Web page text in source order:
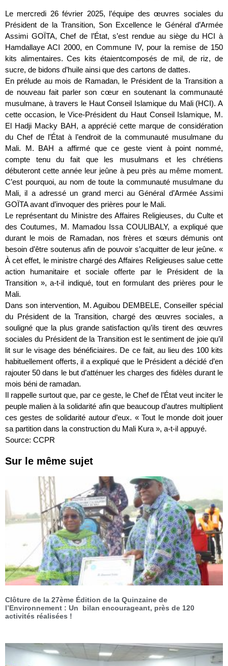
Le mercredi 26 février 2025, l’équipe des œuvres sociales du
Président de la Transition, Son Excellence le Général d’Armée
Assimi GOÏTA, Chef de l’État, s’est rendue au siège du HCI à
Hamdallaye ACI 2000, en Commune IV, pour la remise de 150
kits alimentaires. Ces kits étaientcomposés de mil, de riz, de
sucre, de bidons d’huile ainsi que des cartons de dattes.
En prélude au mois de Ramadan, le Président de la Transition a
de nouveau fait parler son cœur en soutenant la communauté
musulmane, à travers le Haut Conseil Islamique du Mali (HCI). A
cette occasion, le Vice-Président du Haut Conseil Islamique, M.
El Hadji Macky BAH, a apprécié cette marque de considération
du Chef de l’État à l’endroit de la communauté musulmane du
Mali. M. BAH a affirmé que ce geste vient à point nommé,
compte tenu du fait que les musulmans et les chrétiens
débuteront cette année leur jeûne à peu près au même moment.
C’est pourquoi, au nom de toute la communauté musulmane du
Mali, il a adressé un grand merci au Général d’Armée Assimi
GOÏTA avant d’invoquer des prières pour le Mali.
Le représentant du Ministre des Affaires Religieuses, du Culte et
des Coutumes, M. Mamadou Issa COULIBALY, a expliqué que
durant le mois de Ramadan, nos frères et sœurs démunis ont
besoin d’être soutenus afin de pouvoir s’acquitter de leur jeûne. «
À cet effet, le ministre chargé des Affaires Religieuses salue cette
action humanitaire et sociale offerte par le Président de la
Transition », a-t-il indiqué, tout en formulant des prières pour le
Mali.
Dans son intervention, M. Aguibou DEMBELE, Conseiller spécial
du Président de la Transition, chargé des œuvres sociales, a
souligné que la plus grande satisfaction qu’ils tirent des œuvres
sociales du Président de la Transition est le sentiment de joie qu’il
lit sur le visage des bénéficiaires. De ce fait, au lieu des 100 kits
habituellement offerts, il a expliqué que le Président a décidé d’en
rajouter 50 dans le but d’atténuer les charges des fidèles durant le
mois béni de ramadan.
Il rappelle surtout que, par ce geste, le Chef de l’État veut inciter le
peuple malien à la solidarité afin que beaucoup d’autres multiplient
ces gestes de solidarité autour d’eux. « Tout le monde doit jouer
sa partition dans la construction du Mali Kura », a-t-il appuyé.
Source: CCPR
Sur le même sujet
Clôture de la 27ème Édition de la Quinzaine de
l’Environnement : Un bilan encourageant, près de 120
activités réalisées !